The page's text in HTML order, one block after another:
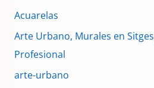
Acuarelas
Arte Urbano, Murales en
Profesional
arte-urbano